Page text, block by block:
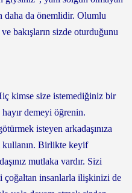
daha da önemlidir. Olumlu
bakışların sizde oturduğunu
kimse size istemediğiniz bir
hayır demeyi öğrenin.
isteyen arkadaşınıza
kullanın. Birlikte keyif
mutlaka vardır. Sizi
çoğaltan insanlarla ilişkinizi de